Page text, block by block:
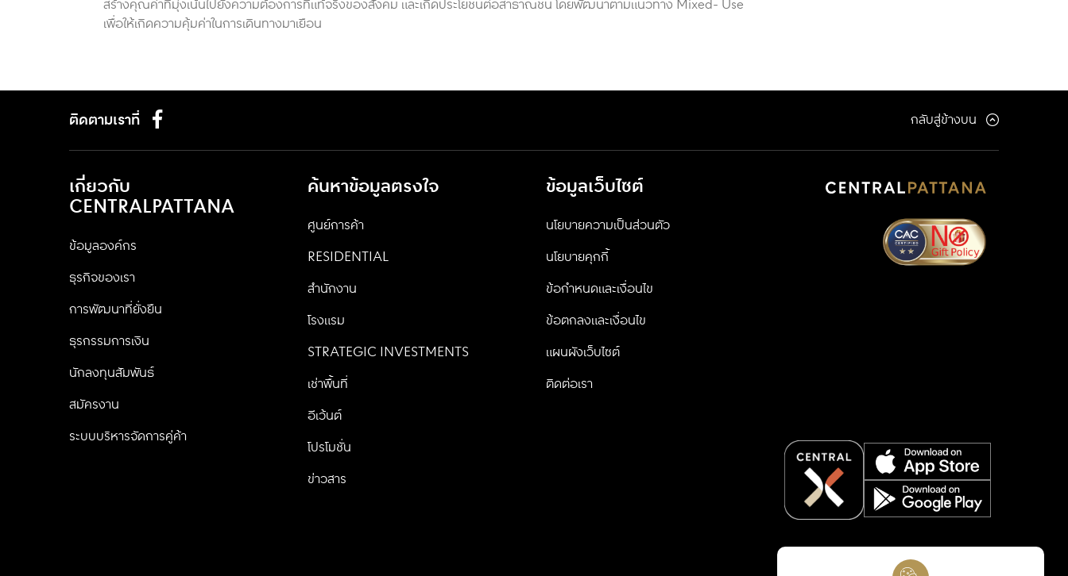
สร้างคุณค่าที่มุ่งเน้นไปยังความต้องการที่แท้จริงของสังคม และเกิดประโยชน์ต่อสาธาณชน โดยพัฒนาตามแนวทาง Mixed- Use
เพื่อให้เกิดความคุ้มค่าในการเดินทางมาเยือน
ติดตามเราที่ กลับสู่ข้างบน
เกี่ยวกับ
CENTRALPATTANA
ข้อมูลองค์กร
ธุรกิจของเรา
การพัฒนาที่ยั่งยืน
ธุรกรรมการเงิน
นักลงทุนสัมพันธ์
สมัครงาน
ระบบบริหารจัดการคู่ค้า
ค้นหาข้อมูลตรงใจ
ศูนย์การค้า
RESIDENTIAL
สำนักงาน
โรงแรม
STRATEGIC INVESTMENTS
เช่าพื้นที่
อีเว้นต์
โปรโมชั่น
ข่าวสาร
ข้อมูลเว็บไซต์
นโยบายความเป็นส่วนตัว
นโยบายคุกกี้
ข้อกำหนดและเงื่อนไข
ข้อตกลงและเงื่อนไข
แผนผังเว็บไซต์
ติดต่อเรา